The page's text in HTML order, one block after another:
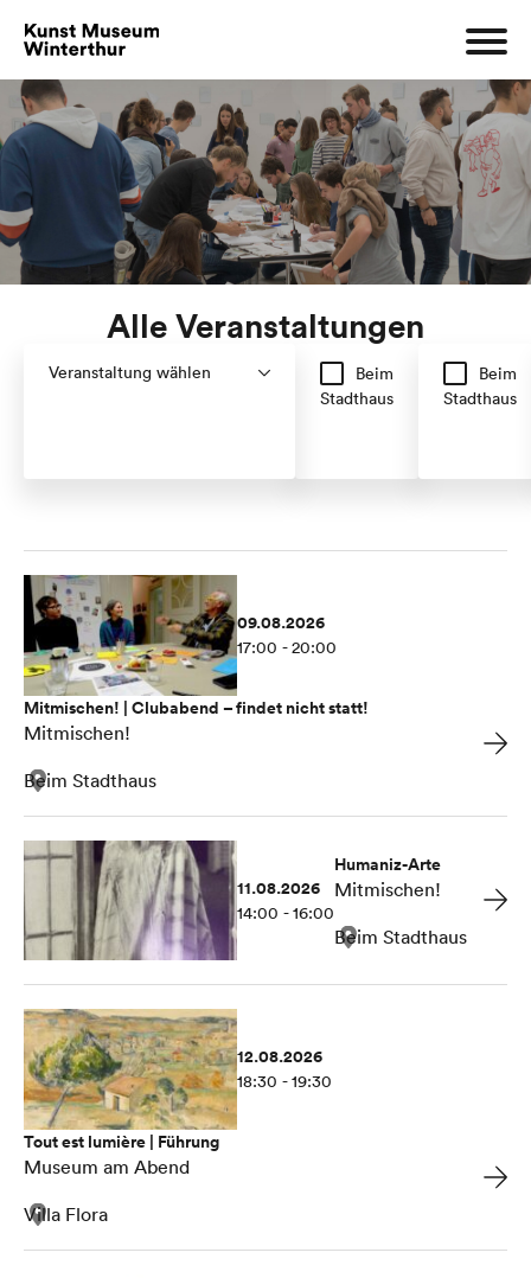
Alle Veranstaltungen
Veranstaltung wählen
Beim
Stadthaus
Beim
Stadthaus
09.08.2026
17:00 - 20:00
Mitmischen! | Clubabend – findet nicht statt!
Mitmischen!
Beim Stadthaus
11.08.2026
14:00 - 16:00
Humaniz-Arte
Mitmischen!
Beim Stadthaus
12.08.2026
18:30 - 19:30
Tout est lumière | Führung
Museum am Abend
Villa Flora